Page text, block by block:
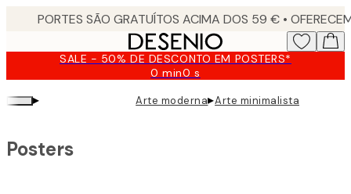
SALE - 50% DE DESCONTO EM POSTERS*
0 min0 s
Válido
até:
2026-
▸ Arte moderna▸Arte minimalista
Posters